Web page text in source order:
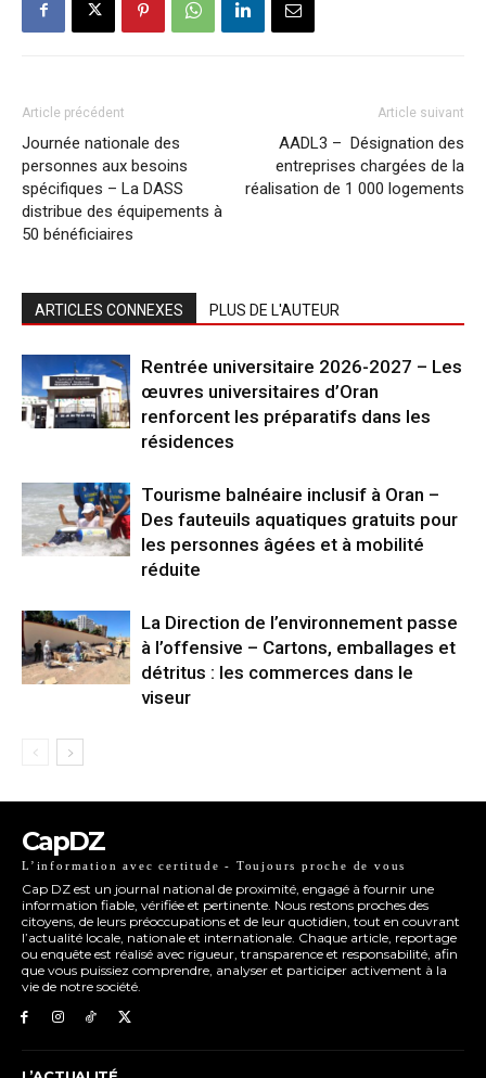
Article précédent
Journée nationale des
personnes aux besoins
spécifiques – La DASS
distribue des équipements à
50 bénéficiaires
Article suivant
AADL3 – Désignation des
entreprises chargées de la
réalisation de 1 000 logements
ARTICLES CONNEXES PLUS DE L'AUTEUR
Rentrée universitaire 2026-2027 – Les
œuvres universitaires d’Oran
renforcent les préparatifs dans les
résidences
Tourisme balnéaire inclusif à Oran –
Des fauteuils aquatiques gratuits pour
les personnes âgées et à mobilité
réduite
La Direction de l’environnement passe
à l’offensive – Cartons, emballages et
détritus : les commerces dans le
viseur
CapDZ
L’information avec certitude - Toujours proche de vous
Cap DZ est un journal national de proximité, engagé à fournir une
information fiable, vérifiée et pertinente. Nous restons proches des
citoyens, de leurs préoccupations et de leur quotidien, tout en couvrant
l’actualité locale, nationale et internationale. Chaque article, reportage
ou enquête est réalisé avec rigueur, transparence et responsabilité, afin
que vous puissiez comprendre, analyser et participer activement à la
vie de notre société.